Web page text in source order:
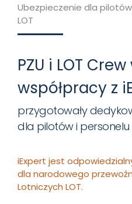
Ubezpieczenie dla
LOT
PZU i LOT
współpracy z
przygotowały
dla pilotów i
iExpert jest
dla narodowego
Lotniczych LOT.